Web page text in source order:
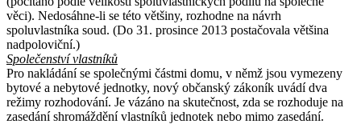
věci). Nedosáhne-li se této většiny, rozhodne na návrh
spoluvlastníka soud. (Do 31. prosince 2013 postačovala většina
nadpoloviční.)
Společenství vlastníků
Pro nakládání se společnými částmi domu, v němž jsou vymezeny
bytové a nebytové jednotky, nový občanský zákoník uvádí dva
režimy rozhodování. Je vázáno na skutečnost, zda se rozhoduje na
zasedání shromáždění vlastníků jednotek nebo mimo zasedání.